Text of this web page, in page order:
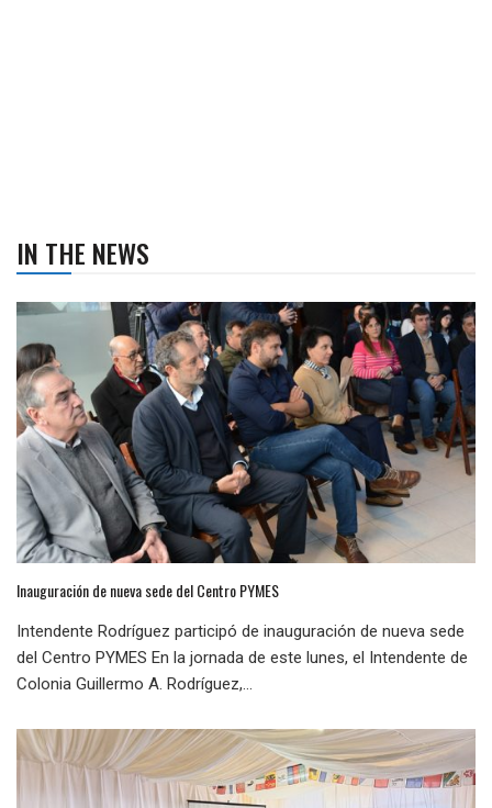
IN THE NEWS
Inauguración de nueva sede del Centro PYMES
Intendente Rodríguez participó de inauguración de nueva sede
del Centro PYMES En la jornada de este lunes, el Intendente de
Colonia Guillermo A. Rodríguez,...